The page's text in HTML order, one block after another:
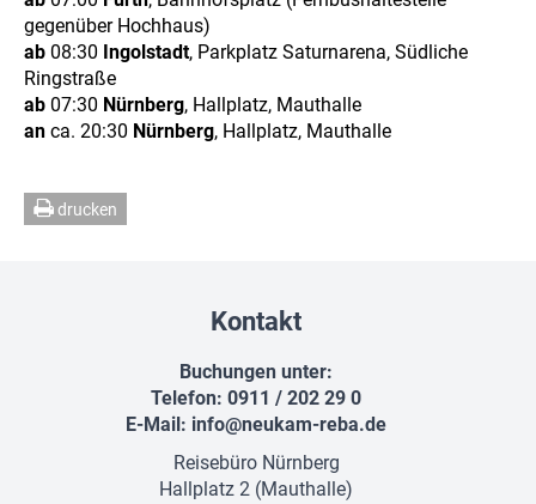
gegenüber Hochhaus)
ab 08:30 Ingolstadt, Parkplatz Saturnarena, Südliche
Ringstraße
ab 07:30 Nürnberg, Hallplatz, Mauthalle
an ca. 20:30 Nürnberg, Hallplatz, Mauthalle
drucken
Kontakt
Buchungen unter:
Telefon: 0911 / 202 29 0
E-Mail: info@neukam-reba.de
Reisebüro Nürnberg
Hallplatz 2 (Mauthalle)